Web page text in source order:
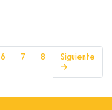
6 7 8
Siguiente
→